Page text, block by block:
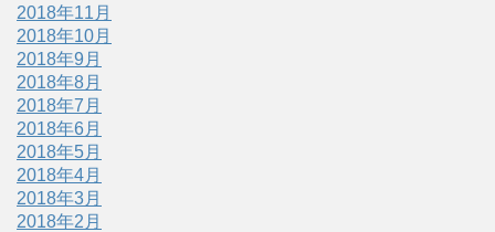
2018年11月
2018年10月
2018年9月
2018年8月
2018年7月
2018年6月
2018年5月
2018年4月
2018年3月
2018年2月